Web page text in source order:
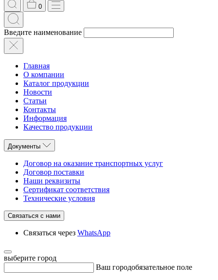
0
Введите наименование
Главная
О компании
Каталог продукции
Новости
Статьи
Контакты
Информация
Качество продукции
Документы
Договор на оказание транспортных услуг
Договор поставки
Наши реквизиты
Сертификат соответствия
Технические условия
Связаться с нами
Связаться через WhatsApp
выберите город
Ваш городобязательное поле